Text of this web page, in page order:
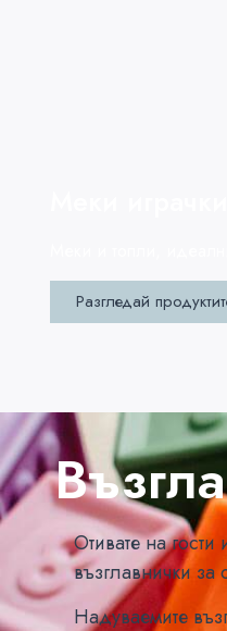
Разгледай
Отивате на
възглавнички за
Надуваемите